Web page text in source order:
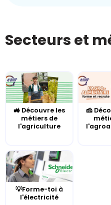
Secteurs et
🚜 Découvre les
métiers de
l'agriculture
🧀
💡Forme-toi à
l'électricité